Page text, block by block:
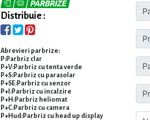
Distribuie :
Abrevieri parbrize:
P:Parbriz clar
P+V:Parbriz cu tenta verde
P+S:Parbriz cu parasolar
P+SE:Parbriz cu senzor
P+I:Parbriz cu incalzire
P+H:Parbriz heliomat
P+C:Parbriz cu camera
P+Hud:Parbriz cu head up display